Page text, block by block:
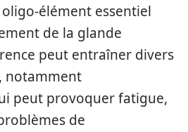
élément essentiel
de la glande
peut entraîner divers
notamment
peut provoquer fatigue,
de